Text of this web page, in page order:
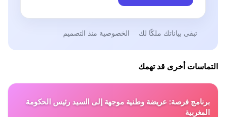
تبقى بياناتك ملكًا لك الخصوصية منذ التصميم
التماسات أخرى قد تهمك
برنامج فرصة: عريضة وطنية موجهة إلى السيد رئيس الحكومة
المغربية